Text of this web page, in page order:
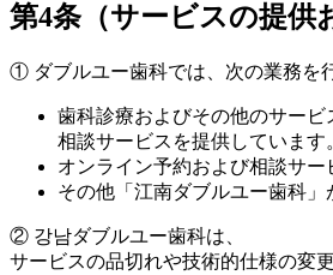
第4条（サービスの提供
① ダブルユー歯科では、次の業務を
歯科診療およびその他のサービ
相談サービスを提供しています
オンライン予約および相談サー
その他「江南ダブルユー歯科」
② 강남ダブルユー歯科は、
サービスの品切れや技術的仕様の変